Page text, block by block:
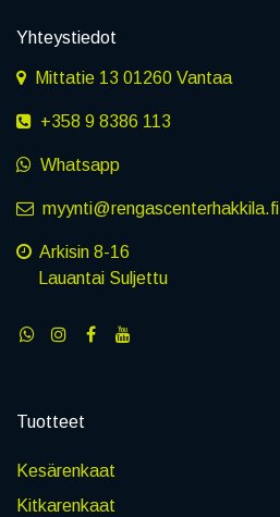
Yhteystiedot
Mittatie 13 01260 Vantaa
+358 9 8386 113
Whatsapp
myynti@rengascenterhakkila.fi
Arkisin 8-16
Lauantai Suljettu
Tuotteet
Kesärenkaat
Kitkarenkaat